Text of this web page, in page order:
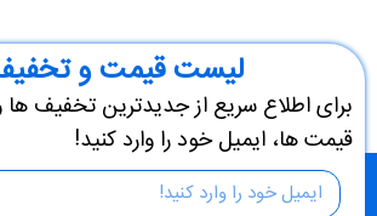
لیست قیمت و
برای اطلاع سریع از جدیدترین تخفیف ها
قیمت ها، ایمیل خود را وارد کنید!